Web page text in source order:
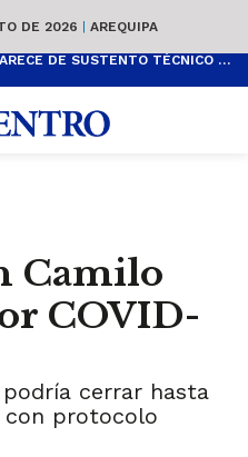
DE 2026 | AREQUIPA
AUMENTO DEL SUELDO MÍNIMO CARECE DE SUSTENTO TÉCNICO Y ES POPULISTA
Camilo
COVID-
cerrar hasta
con protocolo